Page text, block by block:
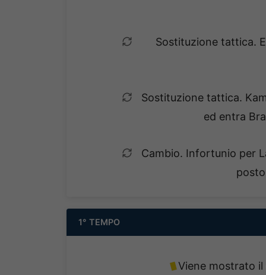
Sostituzione tattica.
Sostituzione tattica.
ed entra
Cambio. Infortunio per
1° TEMPO
Viene mostrato il